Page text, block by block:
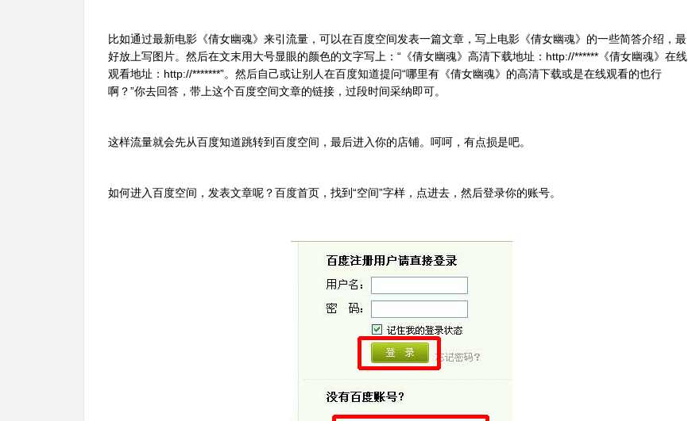
比如通过最新电影《倩女幽魂》来引流量，可以在百度空间发表一篇文章，写上电影《倩女幽魂》的一些简答介绍，最
好放上写图片。然后在文末用大号显眼的颜色的文字写上：“《倩女幽魂》高清下载地址：http://******《倩女幽魂》在线
观看地址：http://*******”。然后自己或让别人在百度知道提问“哪里有《倩女幽魂》的高清下载或是在线观看的也行
啊？”你去回答，带上这个百度空间文章的链接，过段时间采纳即可。
这样流量就会先从百度知道跳转到百度空间，最后进入你的店铺。呵呵，有点损是吧。
如何进入百度空间，发表文章呢？百度首页，找到“空间”字样，点进去，然后登录你的账号。